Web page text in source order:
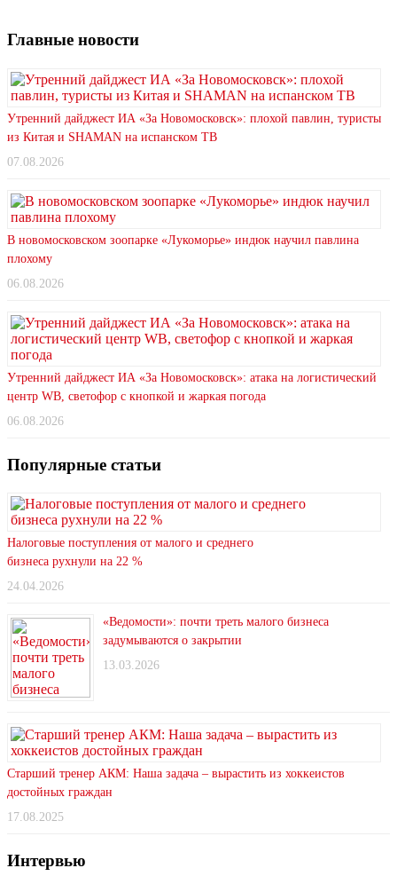
Главные новости
Утренний дайджест ИА «За Новомосковск»: плохой павлин, туристы
из Китая и SHAMAN на испанском ТВ
07.08.2026
В новомосковском зоопарке «Лукоморье» индюк научил павлина
плохому
06.08.2026
Утренний дайджест ИА «За Новомосковск»: атака на логистический
центр WB, светофор с кнопкой и жаркая погода
06.08.2026
Популярные статьи
Налоговые поступления от малого и среднего
бизнеса рухнули на 22 %
24.04.2026
«Ведомости»: почти треть малого бизнеса
задумываются о закрытии
13.03.2026
Старший тренер АКМ: Наша задача – вырастить из хоккеистов
достойных граждан
17.08.2025
Интервью